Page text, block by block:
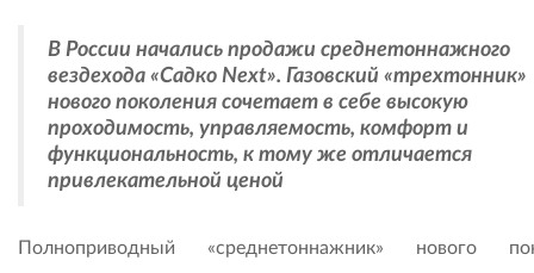
В России начались продажи среднетоннажного
вездехода «Садко Next». Газовский «трехтонник»
нового поколения сочетает в себе высокую
проходимость, управляемость, комфорт и
функциональность, к тому же отличается
привлекательной ценой
Полноприводный «среднетоннажник» нового